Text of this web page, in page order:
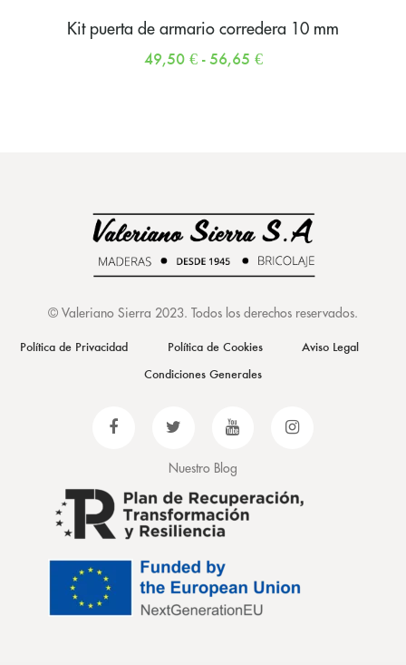
Kit puerta de armario corredera 10 mm
49,50 € - 56,65 €
© Valeriano Sierra 2023. Todos los derechos reservados.
Política de Privacidad Política de Cookies
Aviso Legal
Condiciones Generales
Nuestro Blog